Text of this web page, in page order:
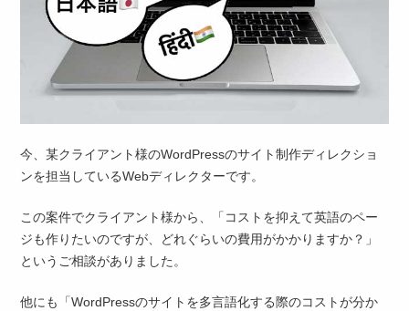
今、某クライアント様のWordPressのサイト制作ディレクショ
ンを担当しているWebディレクターです。
この案件でクライアント様から、「コストを抑えて英語のペー
ジも作りたいのですが、どれぐらいの費用がかかりますか？」
というご相談がありました。
他にも「WordPressのサイトを多言語化する際のコストが分か